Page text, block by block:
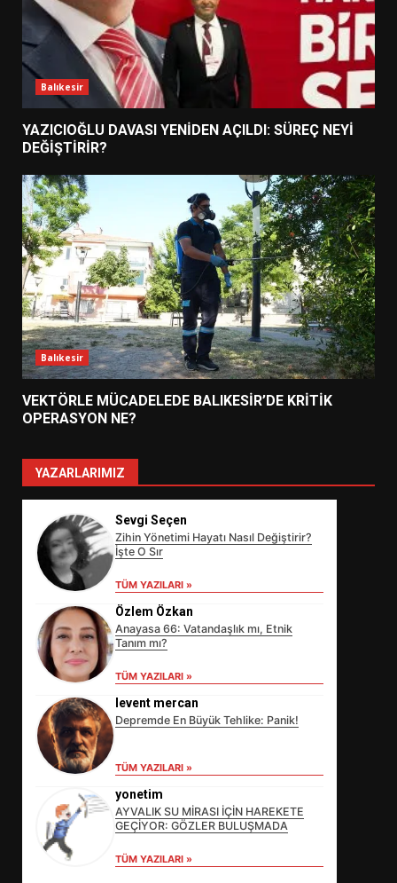
Balıkesir
YAZICIOĞLU DAVASI YENİDEN AÇILDI: SÜREÇ NEYİ
DEĞİŞTİRİR?
Balıkesir
VEKTÖRLE MÜCADELEDE BALIKESİR’DE KRİTİK
OPERASYON NE?
YAZARLARIMIZ
Sevgi Seçen
Zihin Yönetimi Hayatı Nasıl Değiştirir?
İşte O Sır
TÜM YAZILARI »
Özlem Özkan
Anayasa 66: Vatandaşlık mı, Etnik
Tanım mı?
TÜM YAZILARI »
levent mercan
Depremde En Büyük Tehlike: Panik!
TÜM YAZILARI »
yonetim
AYVALIK SU MİRASI İÇİN HAREKETE
GEÇİYOR: GÖZLER BULUŞMADA
TÜM YAZILARI »
3
SÜRDÜRÜLEBİLİRLİKTE NE
DEĞİŞECEK?
EDREMİT’İN GURURU TÜRKİYE
FİNALİNDE NE BAŞARDI?